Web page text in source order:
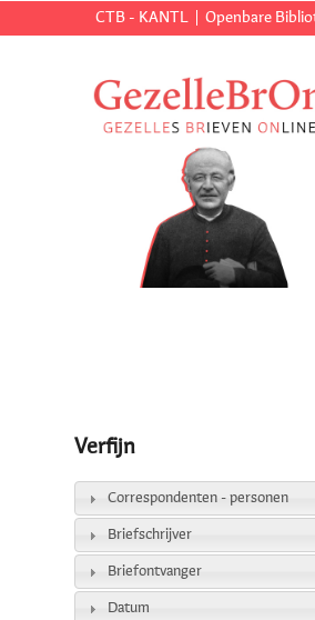
CTB - KANTL Openbare
Verfijn
Correspondenten - personen
Briefschrijver
Briefontvanger
Datum